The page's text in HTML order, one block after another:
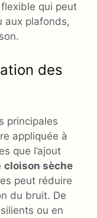
qui peut
aux plafonds,
des
principales
appliquée à
que l’ajout
cloison sèche
peut réduire
du bruit. De
ou en